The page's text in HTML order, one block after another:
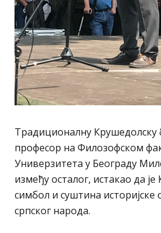
Традиционалну Крушедолску
професор на Филозофском
Универзитета у Београду
између осталог, истакао да
симбол и суштина историјске
српског народа.